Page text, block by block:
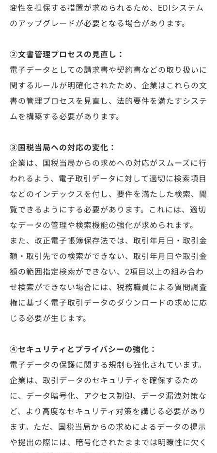
変性を担保する措置が求められるため、EDIシステム
のアップグレードが必要となる場合があります。
②文書管理プロセスの見直し：
電子データとしての請求書や契約書などの取り扱いに
関するルールが明確化されたため、企業はこれらの文
書の管理プロセスを見直し、法的要件を満たすシステ
ムを構築する必要があります。
③国税当局への対応の変化：
企業は、国税当局からの求めへの対応がスムーズに行
われるよう、電子取引データに対して適切に検索項目
などのインデックスを付し、要件を満たした検索、閲
覧できるようにする必要があります。これには、適切
なデータの管理や検索機能の強化が求められます。
また、改正電子帳簿保存法では、取引年月日・取引金
額・取引先での検索ができない、取引年月日や取引金
額の範囲指定検索ができない、2項目以上の組み合わ
せ検索ができない場合には、税務職員による質問調査
権に基づく電子取引データのダウンロードの求めに応
じる必要が生じます。
④セキュリティとプライバシーの強化：
電子データの保護に関する規制も強化されています。
企業は、取引データのセキュリティを確保するため
に、データ暗号化、アクセス制御、データ漏洩対策な
ど、より高度なセキュリティ対策を講じる必要があり
ます。ただ、国税当局からの求めによるデータの提示
や提出の際には、暗号化されたままでは明瞭性に欠く